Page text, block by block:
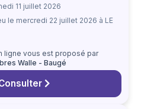
11 juillet 2026
le mercredi 22 juillet 2026 à LE
ligne vous est proposé par
Walle - Baugé